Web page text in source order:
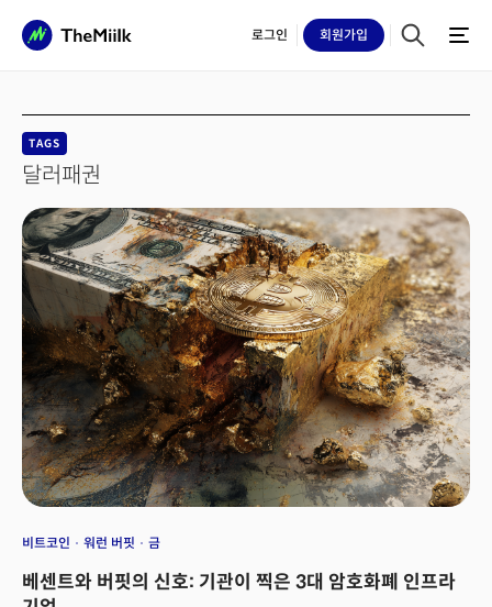
로그인 회원가입
TAGS
달러패권
비트코인 워런 버핏 금
베센트와 버핏의 신호: 기관이 찍은 3대 암호화폐 인프라